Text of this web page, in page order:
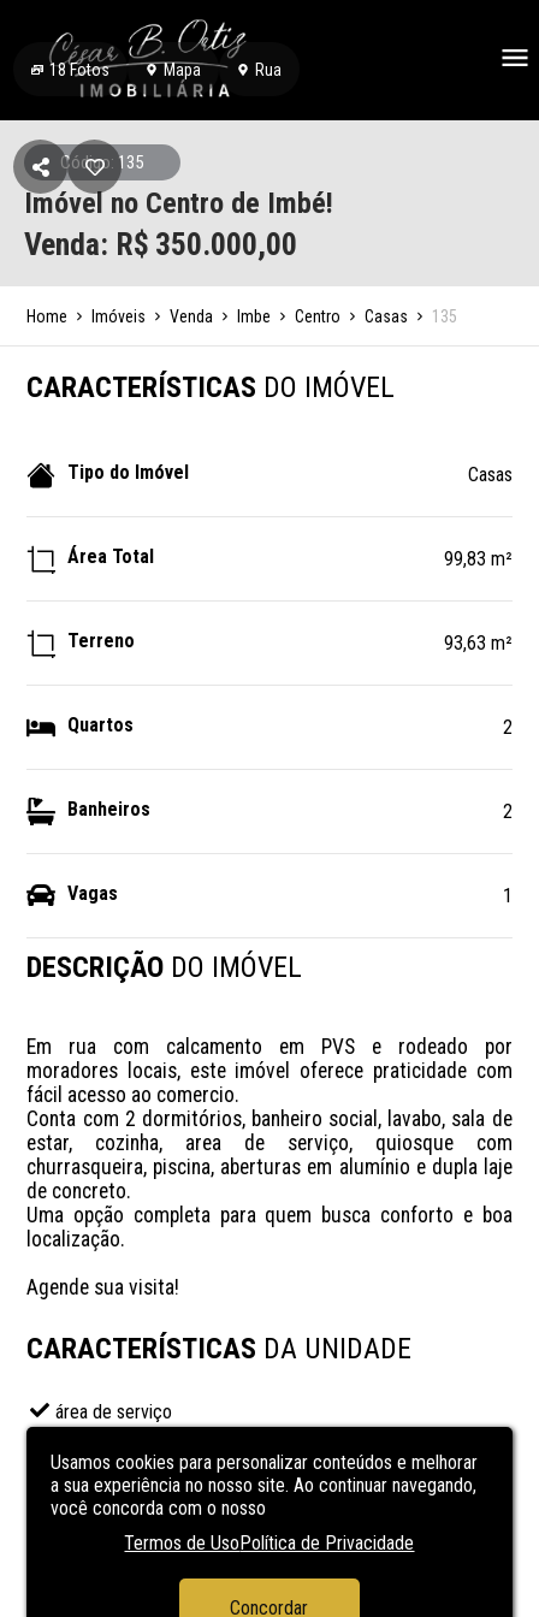
18Fotos Mapa Rua
Código: 135
Imóvel no Centro de Imbé!
Venda: R$ 350.000,00
Home Imóveis Venda Imbe Centro Casas 135
CARACTERÍSTICAS DO IMÓVEL
Tipo do Imóvel Casas
Área Total 99,83 m²
Terreno 93,63 m²
Quartos 2
Banheiros 2
Vagas 1
DESCRIÇÃO DO IMÓVEL
Em rua com calcamento em PVS e rodeado por
moradores locais, este imóvel oferece praticidade com
fácil acesso ao comercio.
Conta com 2 dormitórios, banheiro social, lavabo, sala de
estar, cozinha, area de serviço, quiosque com
churrasqueira, piscina, aberturas em alumínio e dupla laje
de concreto.
Uma opção completa para quem busca conforto e boa
localização.
Agende sua visita!
CARACTERÍSTICAS DA UNIDADE
área de serviço
Churrasqueira
Cozinha
Laje de concreto
Usamos cookies para personalizar conteúdos e melhorar
a sua experiência no nosso site. Ao continuar navegando,
você concorda com o nosso
Termos de UsoPolítica de Privacidade
Concordar